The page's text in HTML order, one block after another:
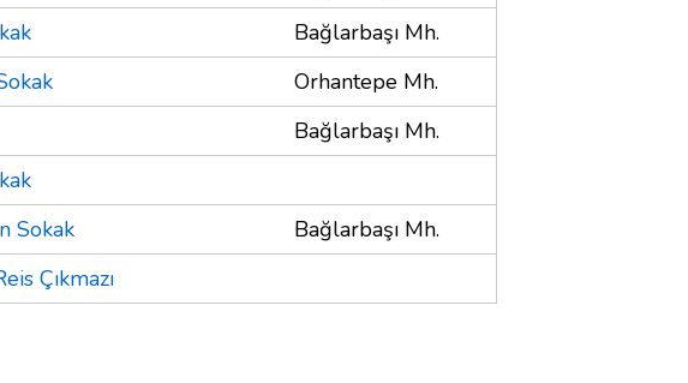
Bağlarbaşı Mh.
Orhantepe Mh.
Bağlarbaşı Mh.
Sokak
Bağlarbaşı Mh.
Çıkmazı